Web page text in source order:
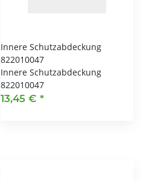
Innere Schutzabdeckung
822010047
Innere Schutzabdeckung
822010047
13,45 € *